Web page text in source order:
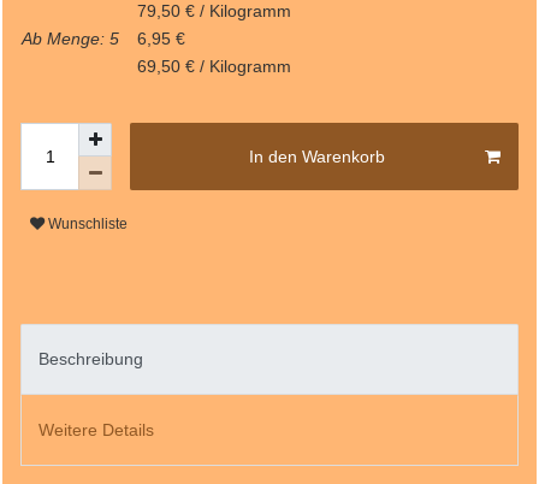
79,50 € / Kilogramm
Ab Menge: 5
6,95 €
69,50 € / Kilogramm
In den Warenkorb
Wunschliste
Beschreibung
Weitere Details